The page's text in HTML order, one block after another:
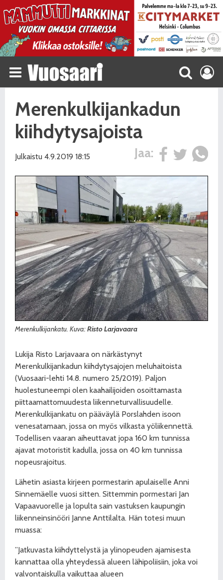
Merenkulkijankadun
kiihdytysajoista
Jaa:
Julkaistu 4.9.2019 18:15
Merenkulkijankatu. Kuva:Risto Larjavaara
Lukija Risto Larjavaara on närkästynyt
Merenkulkijankadun kiihdytysajojen meluhaitoista
(Vuosaari-lehti 14.8. numero 25/2019). Paljon
huolestuneempi olen kaahailijoiden osoittamasta
piittaamattomuudesta liikenneturvallisuudelle.
Merenkulkijankatu on pääväylä Porslahden isoon
venesatamaan, jossa on myös vilkasta yöliikennettä.
Todellisen vaaran aiheuttavat jopa 160 km tunnissa
ajavat motoristit kadulla, jossa on 40 km tunnissa
nopeusrajoitus.
Lähetin asiasta kirjeen pormestarin apulaiselle Anni
Sinnemäelle vuosi sitten. Sittemmin pormestari Jan
Vapaavuorelle ja lopulta sain vastuksen kaupungin
liikenneinsinööri Janne Anttilalta. Hän totesi muun
muassa:
”Jatkuvasta kiihdyttelystä ja ylinopeuden ajamisesta
kannattaa olla yhteydessä alueen lähipoliisiin, joka voi
valvontaiskulla vaikuttaa alueen